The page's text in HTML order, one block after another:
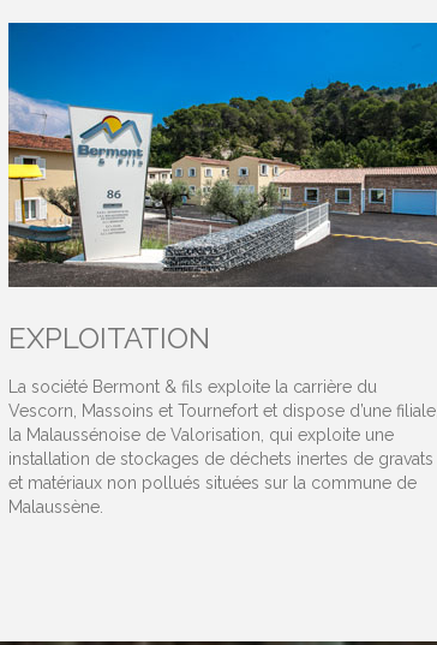
EXPLOITATION
La société Bermont & fils exploite la carrière du
Vescorn, Massoins et Tournefort et dispose d’une filiale,
la Malaussénoise de Valorisation, qui exploite une
installation de stockages de déchets inertes de gravats
et matériaux non pollués situées sur la commune de
Malaussène.